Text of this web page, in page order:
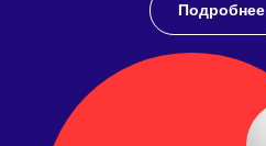
Подробнее